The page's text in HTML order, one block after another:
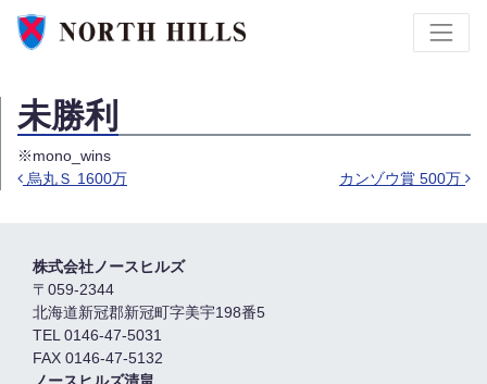
未勝利
※mono_wins
烏丸Ｓ 1600万 カンゾウ賞 500万
株式会社ノースヒルズ
〒059-2344
北海道新冠郡新冠町字美宇198番5
TEL 0146-47-5031
FAX 0146-47-5132